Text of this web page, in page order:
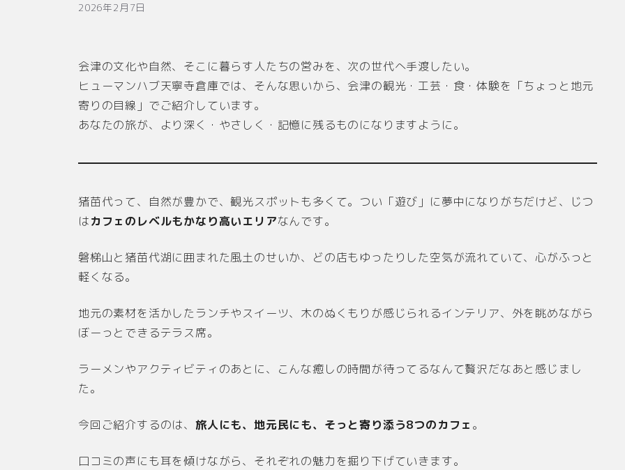
2026年2月7日
会津の文化や自然、そこに暮らす人たちの営みを、次の世代へ手渡したい。
ヒューマンハブ天寧寺倉庫では、そんな思いから、会津の観光・工芸・食・体験を「ちょっと地元
寄りの目線」でご紹介しています。
あなたの旅が、より深く・やさしく・記憶に残るものになりますように。
猪苗代って、自然が豊かで、観光スポットも多くて。つい「遊び」に夢中になりがちだけど、じつ
はカフェのレベルもかなり高いエリアなんです。
磐梯山と猪苗代湖に囲まれた風土のせいか、どの店もゆったりした空気が流れていて、心がふっと
軽くなる。
地元の素材を活かしたランチやスイーツ、木のぬくもりが感じられるインテリア、外を眺めながら
ぼーっとできるテラス席。
ラーメンやアクティビティのあとに、こんな癒しの時間が待ってるなんて贅沢だなあと感じまし
た。
今回ご紹介するのは、 旅人にも、地元民にも、そっと寄り添う8つのカフェ 。
口コミの声にも耳を傾けながら、それぞれの魅力を掘り下げていきます。